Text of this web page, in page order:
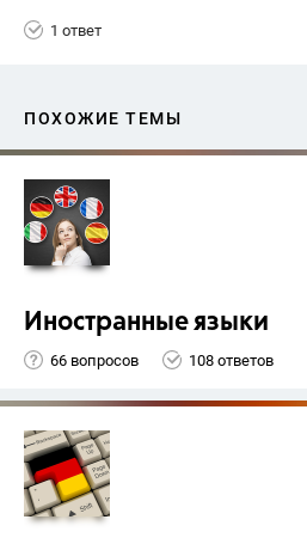
1 ответ
ПОХОЖИЕ ТЕМЫ
Иностранные языки
66 вопросов 108 ответов